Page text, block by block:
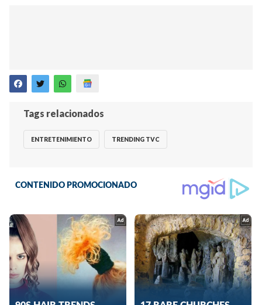
Tags relacionados
ENTRETENIMIENTO TRENDING TVC